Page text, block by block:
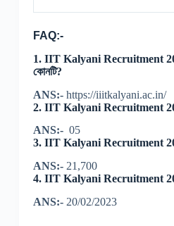
FAQ:-
1. IIT Kalyani Recruitment
কোনটি?
ANS:-https://iiitkalyani.ac.in/
2. IIT Kalyani Recruitment
ANS:-05
3. IIT Kalyani Recruitment
ANS:-21,700
4. IIT Kalyani Recruitment
ANS:-20/02/2023